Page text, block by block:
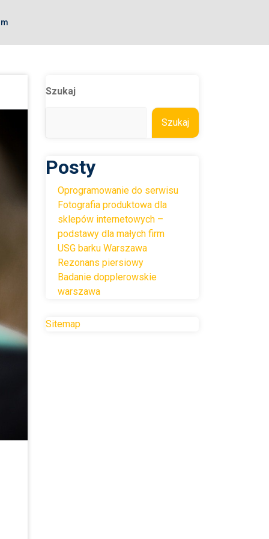
Szukaj
Szukaj
Posty
Oprogramowanie do serwisu
Fotografia produktowa dla
sklepów internetowych –
podstawy dla małych firm
USG barku Warszawa
Rezonans piersiowy
Badanie dopplerowskie
warszawa
Sitemap